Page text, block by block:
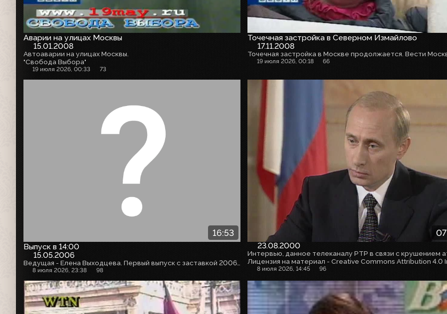
Аварии на улицах Москвы
15.01.2008
Автоаварии на улицах Москвы.
"Свобода Выбора"
19 июля 2026, 00:33 73
Точечная застройка в Северном Измайлово
17.11.2008
19 июля 2026, 00:18 66
16:53
Выпуск в 14:00
15.05.2006
Ведущая - Елена Выходцева. Первый выпуск с заставкой 2006-2010 годов. Скачано с ETVNET
8 июля 2026, 23:38 98
23.08.2000
8 июля 2026, 14:45 96